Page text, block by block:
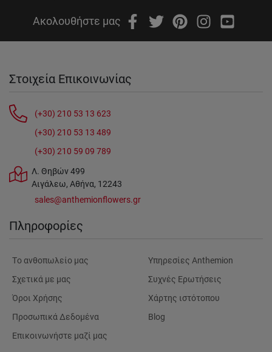
Ακολουθήστε μας
Στοιχεία Επικοινωνίας
(+30) 210 53 13 623
(+30) 210 53 13 489
(+30) 210 59 09 789
Λ. Θηβών 499
Αιγάλεω, Αθήνα, 12243
sales@anthemionflowers.gr
Πληροφορίες
Tο ανθοπωλείο μας
Σχετικά με μας
Όροι Χρήσης
Προσωπικά Δεδομένα
Επικοινωνήστε μαζί μας
Υπηρεσίες Anthemion
Συχνές Ερωτήσεις
Χάρτης ιστότοπου
Blog